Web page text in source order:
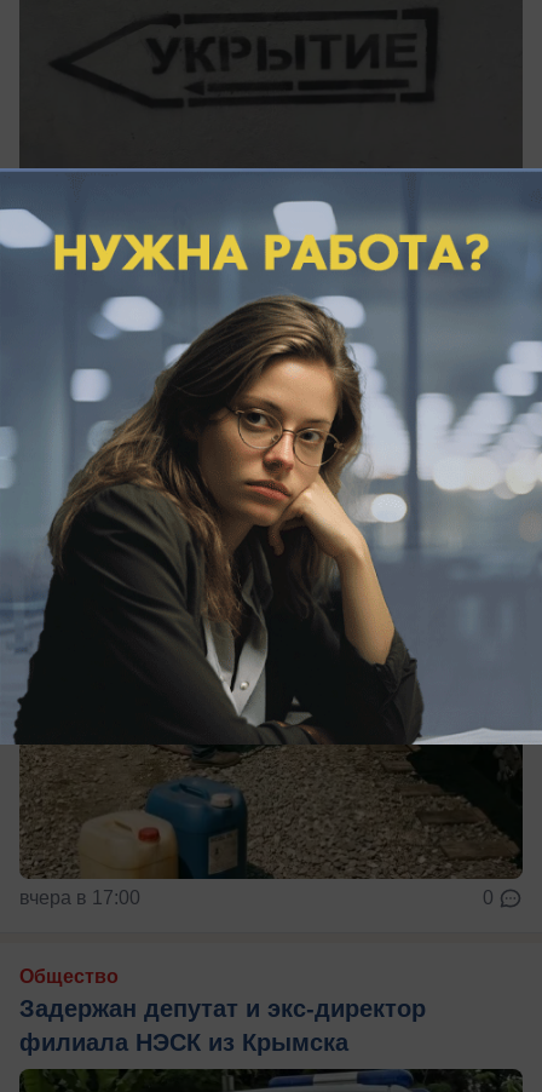
вчера в 17:50
Общество
Солярка на личные нужды: в
Новороссийске осудят работника за
кражу топлива
вчера в 17:00 0
Общество
Задержан депутат и экс-директор
филиала НЭСК из Крымска